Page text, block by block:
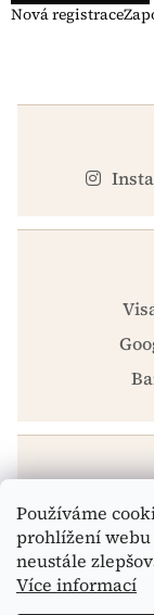
Používáme
prohlížení
neustále
Více informací
Nová registrace